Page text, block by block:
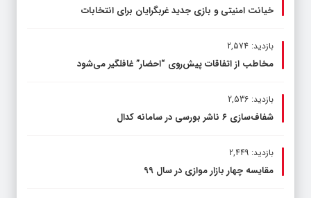
خیانت امنیتی و بازی جدید غربگرایان برای انتخابات
بازدید: 2,574
مخاطب از اتفاقات پیش‌روی “احضار” غافلگیر می‌شود
بازدید: 2,536
شفاف‌سازی ۶ ناشر بورسی در سامانه کدال
بازدید: 2,449
مقایسه چهار بازار موازی در سال ۹۹